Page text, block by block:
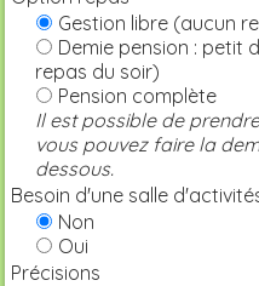
Gestion libre (aucun
Demie pension : petit
repas du soir)
Pension complète
Il est possible de
vous pouvez faire la
dessous.
Besoin d'une salle
Non
Oui
Précisions